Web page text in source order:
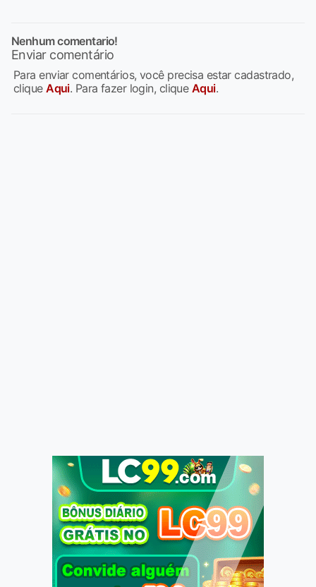
Nenhum comentario!
Enviar comentário
Para enviar comentários, você precisa estar cadastrado,
cliqueAqui. Para fazer login, clique Aqui.